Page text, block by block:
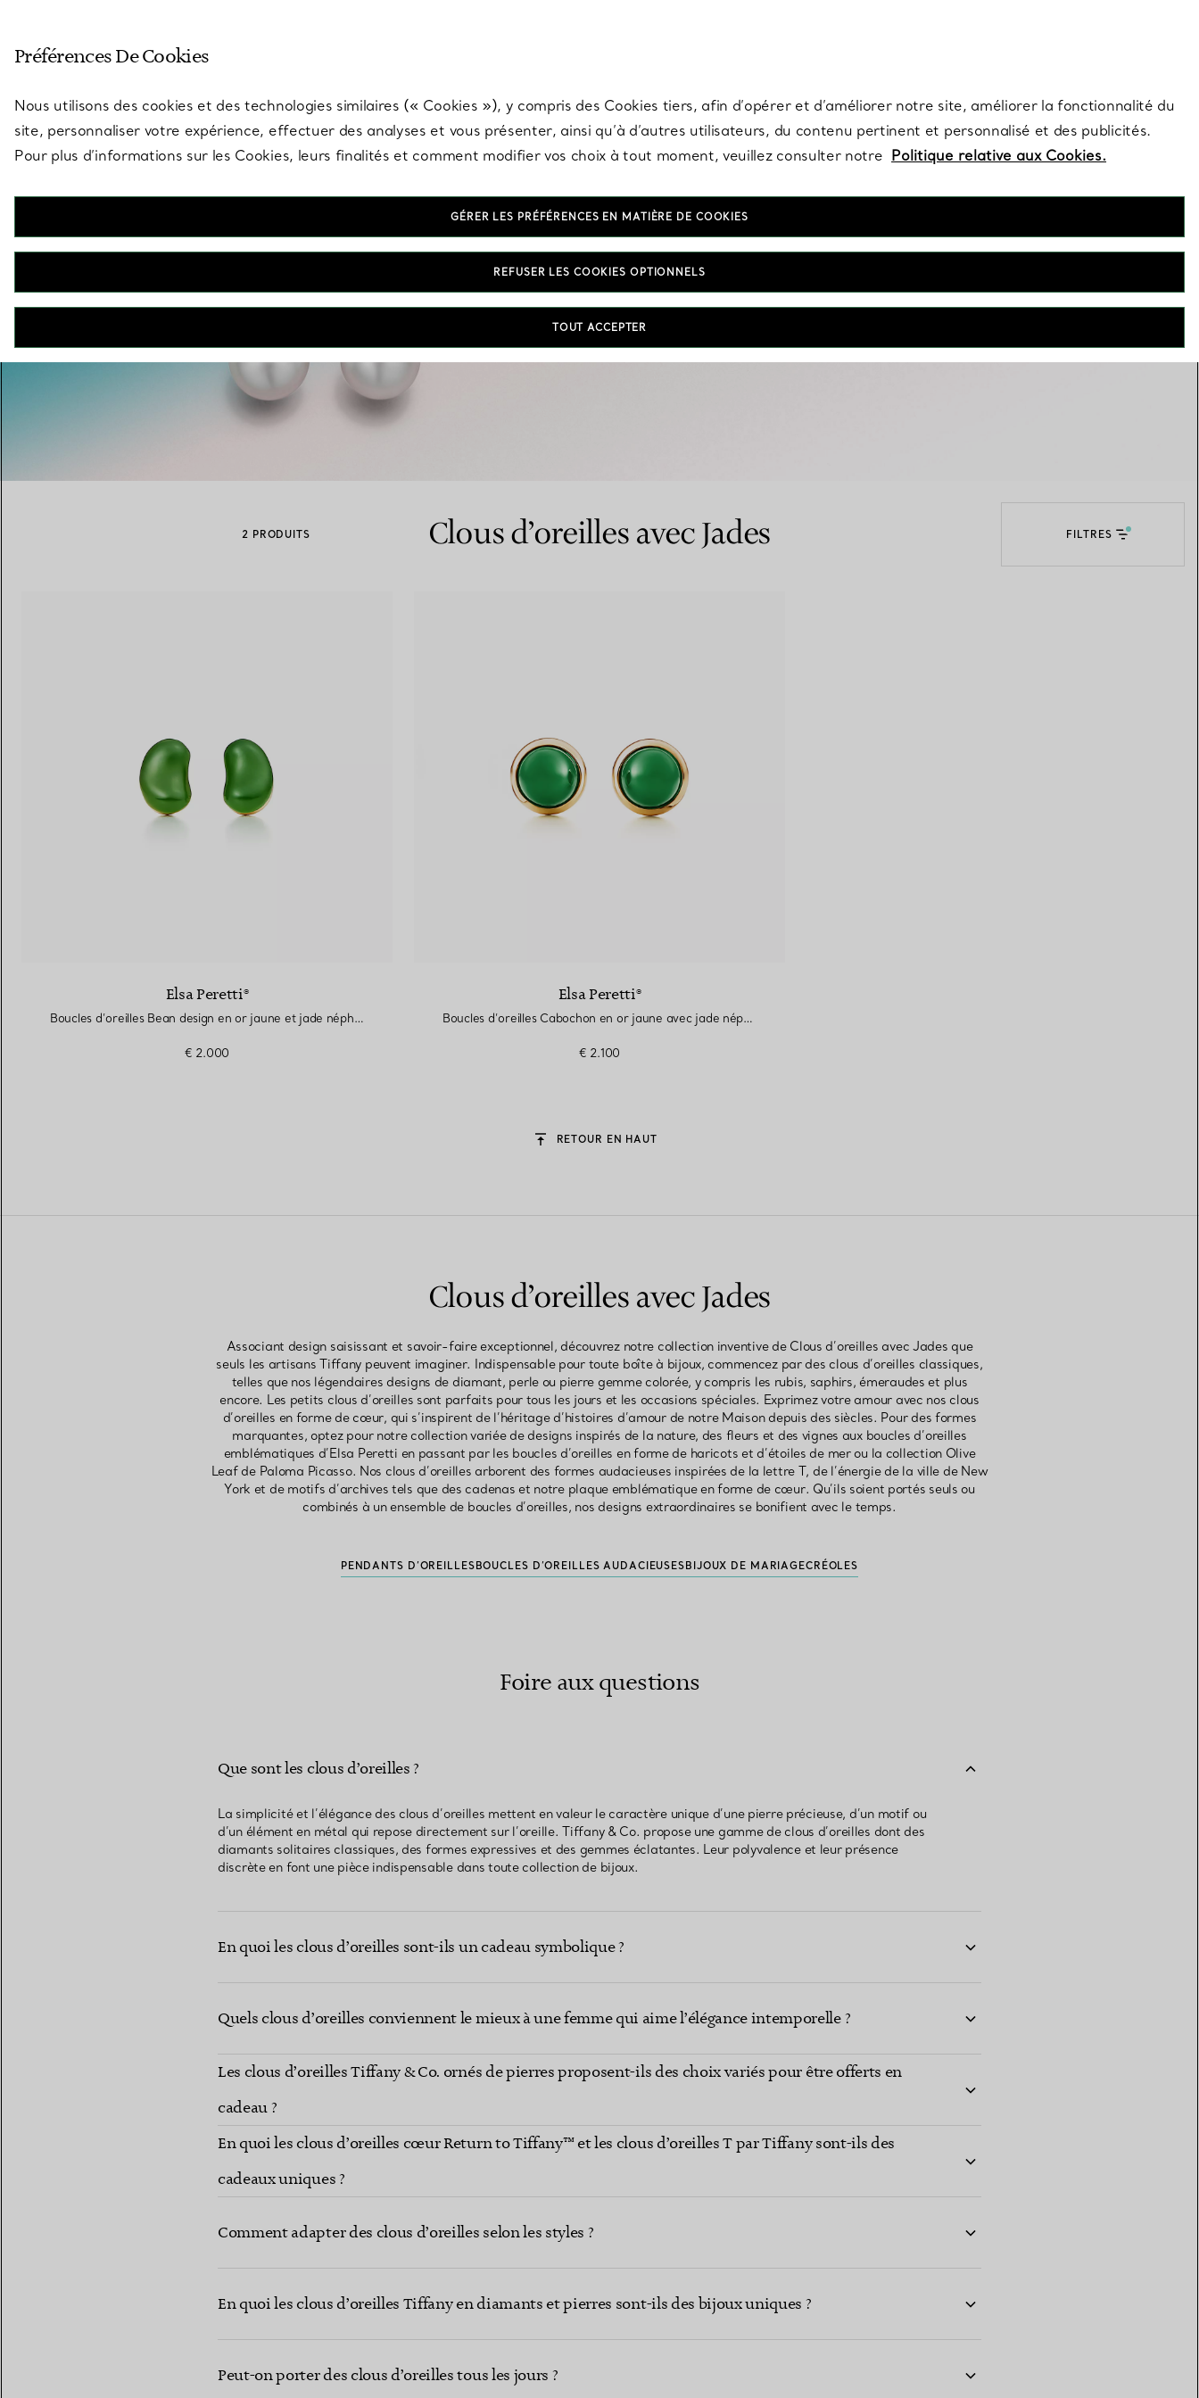
avec un expert en diamants Tiffany.
2 PRODUITS Clous d’oreilles avec Jades FILTRES
Elsa Peretti®
Boucles d’oreilles Bean design en or jaune et jade néphrite vert
€ 2.000
Elsa Peretti®
Boucles d’oreilles Cabochon en or jaune avec jade néphrite vert
€ 2.100
RETOUR EN HAUT
Clous d’oreilles avec Jades
Associant design saisissant et savoir-faire exceptionnel, découvrez notre collection inventive de Clous d’oreilles avec Jades que
seuls les artisans Tiffany peuvent imaginer. Indispensable pour toute boîte à bijoux, commencez par des clous d’oreilles classiques,
telles que nos légendaires designs de diamant, perle ou pierre gemme colorée, y compris les rubis, saphirs, émeraudes et plus
encore. Les petits clous d’oreilles sont parfaits pour tous les jours et les occasions spéciales. Exprimez votre amour avec nos clous
d’oreilles en forme de cœur, qui s’inspirent de l’héritage d’histoires d’amour de notre Maison depuis des siècles. Pour des formes
marquantes, optez pour notre collection variée de designs inspirés de la nature, des fleurs et des vignes aux boucles d’oreilles
emblématiques d’Elsa Peretti en passant par les boucles d’oreilles en forme de haricots et d’étoiles de mer ou la collection Olive
Leaf de Paloma Picasso. Nos clous d’oreilles arborent des formes audacieuses inspirées de la lettre T, de l’énergie de la ville de New
York et de motifs d’archives tels que des cadenas et notre plaque emblématique en forme de cœur. Qu’ils soient portés seuls ou
combinés à un ensemble de boucles d’oreilles, nos designs extraordinaires se bonifient avec le temps.
PENDANTS D’OREILLES BOUCLES D’OREILLES AUDACIEUSES BIJOUX DE MARIAGECRÉOLES
Foire aux questions
Que sont les clous d’oreilles ?
La simplicité et l’élégance des clous d’oreilles mettent en valeur le caractère unique d’une pierre précieuse, d’un motif ou
d’un élément en métal qui repose directement sur l’oreille. Tiffany & Co. propose une gamme de clous d’oreilles dont des
diamants solitaires classiques, des formes expressives et des gemmes éclatantes. Leur polyvalence et leur présence
discrète en font une pièce indispensable dans toute collection de bijoux.
En quoi les clous d’oreilles sont-ils un cadeau symbolique ?
Quels clous d’oreilles conviennent le mieux à une femme qui aime l’élégance intemporelle ?
Les clous d’oreilles Tiffany & Co. ornés de pierres proposent-ils des choix variés pour être offerts en
cadeau ?
En quoi les clous d’oreilles cœur Return to Tiffany™ et les clous d’oreilles T par Tiffany sont-ils des
cadeaux uniques ?
Comment adapter des clous d’oreilles selon les styles ?
En quoi les clous d’oreilles Tiffany en diamants et pierres sont-ils des bijoux uniques ?
Peut-on porter des clous d’oreilles tous les jours ?
Préférences De Cookies
Nous utilisons des cookies et des technologies similaires (« Cookies »), y compris des Cookies tiers, afin d’opérer et d’améliorer notre site, améliorer la fonctionnalité du
site, personnaliser votre expérience, effectuer des analyses et vous présenter, ainsi qu’à d’autres utilisateurs, du contenu pertinent et personnalisé et des publicités.
Pour plus d’informations sur les Cookies, leurs finalités et comment modifier vos choix à tout moment, veuillez consulter notre Politique relative aux Cookies.
GÉRER LES PRÉFÉRENCES EN MATIÈRE DE COOKIES
REFUSER LES COOKIES OPTIONNELS
TOUT ACCEPTER